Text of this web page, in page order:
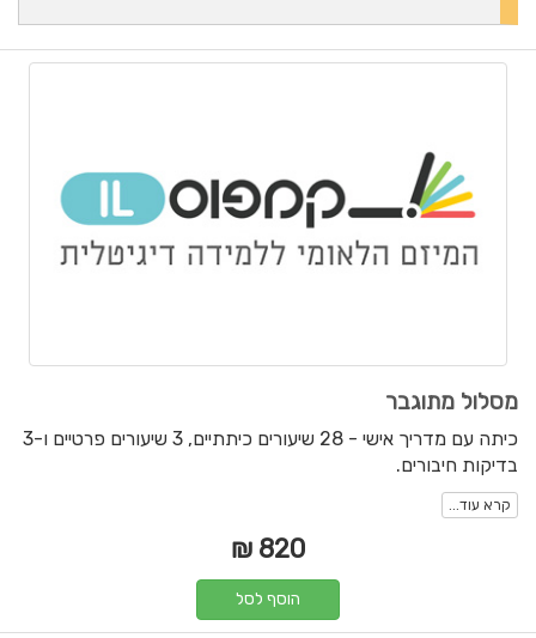
מסלול מתוגבר
כיתה עם מדריך אישי - 28 שיעורים כיתתיים, 3 שיעורים פרטיים ו-3
בדיקות חיבורים.
קרא עוד...
820 ₪
הוסף לסל